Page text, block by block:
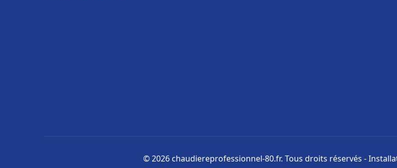
© 2026 chaudiereprofessionnel-80.fr. Tous droits réservés -